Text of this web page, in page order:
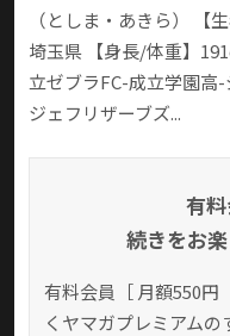
（としま・あきら） 【
埼玉県 【身長/体重】
立ゼブラFC-成立学園高
ジェフリザーブズ...
有
続きをお楽
有料会員［ 月額550円
く ヤマガプレミアムの